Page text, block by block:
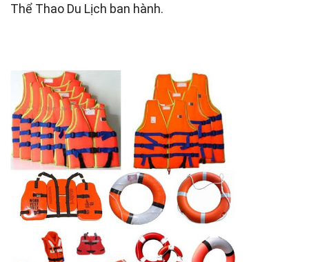
Thể Thao Du Lịch ban hành.